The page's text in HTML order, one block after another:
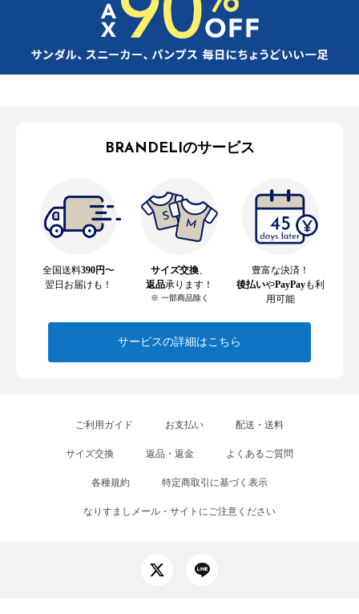
BRANDELIのサービス
全国送料390円〜
翌日お届けも！
サイズ交換、
返品承ります！
※ 一部商品除く
豊富な決済！
後払いやPayPayも利
用可能
サービスの詳細はこちら
ご利用ガイド お支払い 配送・送料
サイズ交換 返品・返金 よくあるご質問
各種規約 特定商取引に基づく表示
なりすましメール・サイトにご注意ください